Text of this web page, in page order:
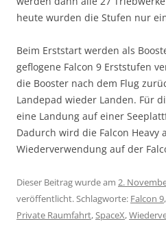
heute wurden die Stufen nur
Beim Erststart werden als
geflogene Falcon 9 Erststufen
die Booster nach dem Flug
Landepad wieder Landen. Für
eine Landung auf einer
Dadurch wird die Falcon Heavy
Wiederverwendung auf der
Dieser Beitrag wurde am 2.
veröffentlicht. Schlagworte: Falcon 9,
Private Raumfahrt,SpaceX,